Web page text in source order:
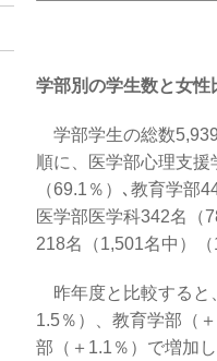
学部別の学生数と女性
学部学生の総数
順に、医学部心理支
（69.1％）､教育学部
医学部医学科342名（
218名（1,501名中）
昨年度と比較すると
1.5％）、教育学部（
部（＋1.1％）で増加